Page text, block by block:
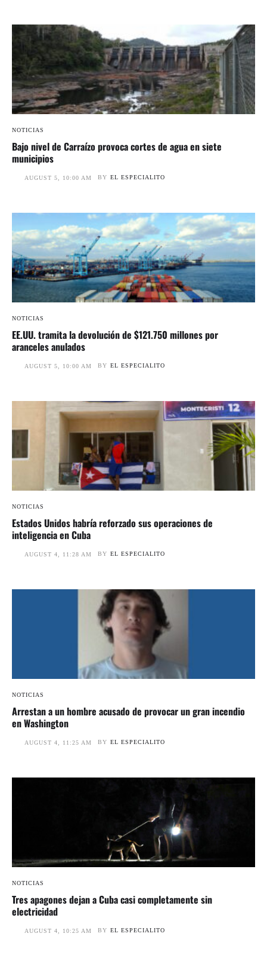
NOTICIAS
Bajo nivel de Carraízo provoca cortes de agua en siete
municipios
AUGUST 5, 10:00 AM BY EL ESPECIALITO
NOTICIAS
EE.UU. tramita la devolución de $121.750 millones por
aranceles anulados
AUGUST 5, 10:00 AM BY EL ESPECIALITO
NOTICIAS
Estados Unidos habría reforzado sus operaciones de
inteligencia en Cuba
AUGUST 4, 11:28 AM BY EL ESPECIALITO
NOTICIAS
Arrestan a un hombre acusado de provocar un gran incendio
en Washington
AUGUST 4, 11:25 AM BY EL ESPECIALITO
NOTICIAS
Tres apagones dejan a Cuba casi completamente sin
electricidad
AUGUST 4, 10:25 AM BY EL ESPECIALITO